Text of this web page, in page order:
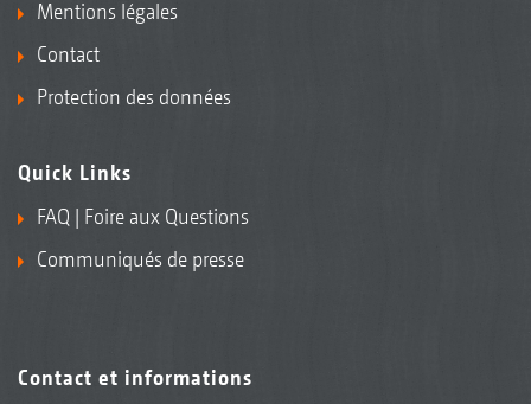
Mentions légales
Contact
Protection des données
Quick Links
FAQ | Foire aux Questions
Communiqués de presse
Contact et informations